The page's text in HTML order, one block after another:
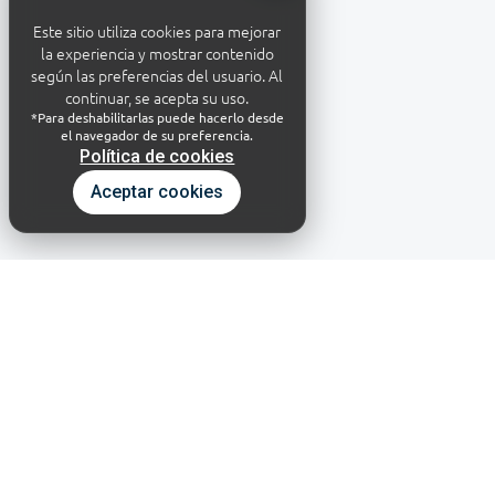
Este sitio utiliza cookies para mejorar
la experiencia y mostrar contenido
según las preferencias del usuario. Al
continuar, se acepta su uso.
*Para deshabilitarlas puede hacerlo desde
el navegador de su preferencia.
Política de cookies
Aceptar cookies